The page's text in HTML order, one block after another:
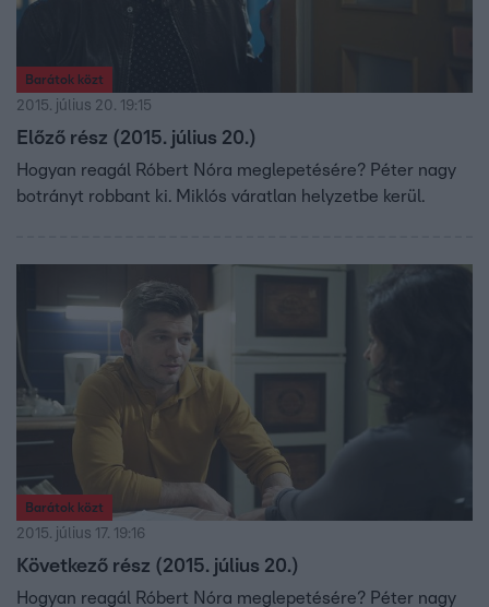
Barátok közt
2015. július 20. 19:15
Előző rész (2015. július 20.)
Hogyan reagál Róbert Nóra meglepetésére? Péter nagy
botrányt robbant ki. Miklós váratlan helyzetbe kerül.
Barátok közt
2015. július 17. 19:16
Következő rész (2015. július 20.)
Hogyan reagál Róbert Nóra meglepetésére? Péter nagy